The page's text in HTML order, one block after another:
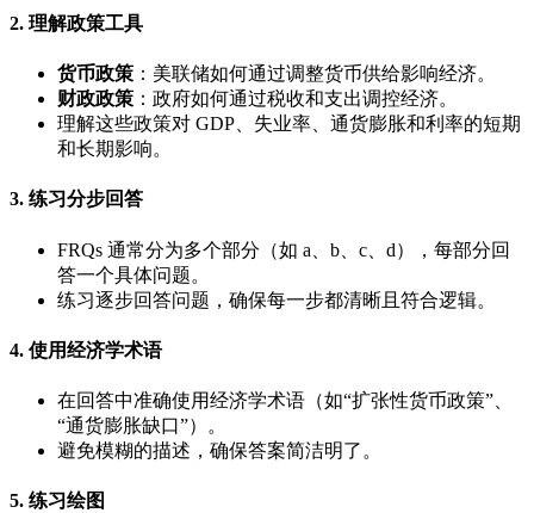
2. 理解政策工具
货币政策 ：美联储如何通过调整货币供给影响经济。
财政政策 ：政府如何通过税收和支出调控经济。
理解这些政策对 GDP、失业率、通货膨胀和利率的短期
和长期影响。
3. 练习分步回答
FRQs 通常分为多个部分（如 a、b、c、d），每部分回
答一个具体问题。
练习逐步回答问题，确保每一步都清晰且符合逻辑。
4. 使用经济学术语
在回答中准确使用经济学术语（如“扩张性货币政策”、
“通货膨胀缺口”）。
避免模糊的描述，确保答案简洁明了。
5. 练习绘图